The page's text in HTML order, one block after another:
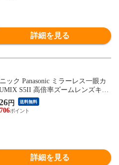
詳細を見る
ック Panasonic ミラーレス一眼カ
S5II 高倍率ズームレンズキッ
円 送料無料
詳細を見る